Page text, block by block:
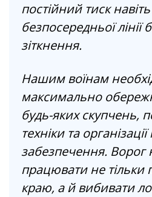
постійний тиск
безпосередньої лінії
зіткнення.
Нашим воїнам
максимально
будь-яких скупчень,
техніки та
забезпечення. Ворог
працювати не тільки
краю, а й вибивати